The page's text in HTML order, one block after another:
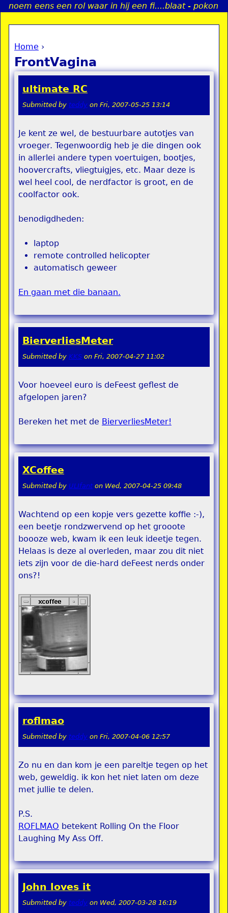
Jump to navigation
noem eens een rol waar in hij een fi....blaat - pokon
You are here
Home ›
FrontVagina
ultimate RC
Submitted by teddy on Fri, 2007-05-25 13:14
Je kent ze wel, de bestuurbare autotjes van
vroeger. Tegenwoordig heb je die dingen ook
in allerlei andere typen voertuigen, bootjes,
hoovercrafts, vliegtuigjes, etc. Maar deze is
wel heel cool, de nerdfactor is groot, en de
coolfactor ook.
benodigdheden:
laptop
remote controlled helicopter
automatisch geweer
En gaan met die banaan.
BierverliesMeter
Submitted by KKS on Fri, 2007-04-27 11:02
Voor hoeveel euro is deFeest geflest de
afgelopen jaren?
Bereken het met de BierverliesMeter!
XCoffee
Submitted by ULIfanton Wed, 2007-04-25 09:48
Wachtend op een kopje vers gezette koffie :-),
een beetje rondzwervend op het grooote
boooze web, kwam ik een leuk ideetje tegen.
Helaas is deze al overleden, maar zou dit niet
iets zijn voor de die-hard deFeest nerds onder
ons?!
roflmao
Submitted by teddy on Fri, 2007-04-06 12:57
Zo nu en dan kom je een pareltje tegen op het
web, geweldig. ik kon het niet laten om deze
met jullie te delen.
P.S.
ROFLMAO betekent Rolling On the Floor
Laughing My Ass Off.
John loves it
Submitted by teddy on Wed, 2007-03-28 16:19